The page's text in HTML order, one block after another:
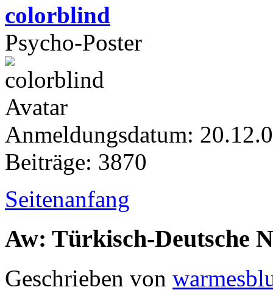
colorblind
Psycho-Poster
Anmeldungsdatum:
Beiträge: 3870
Seitenanfang
Aw: Türkisch-Deutsche
Geschrieben von